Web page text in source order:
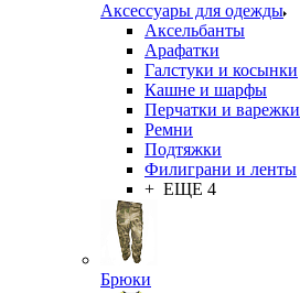
Аксессуары для одежды
Аксельбанты
Арафатки
Галстуки и косынки
Кашне и шарфы
Перчатки и варежки
Ремни
Подтяжки
Филиграни и ленты
+ ЕЩЕ 4
Брюки